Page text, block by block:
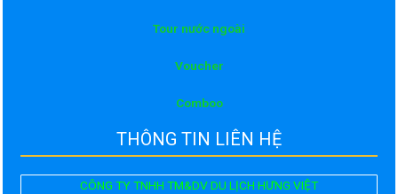
Tour nước ngoài
Voucher
Comboo
THÔNG TIN LIÊN HỆ
CÔNG TY TNHH TM&DV DU LỊCH HƯNG VIỆT